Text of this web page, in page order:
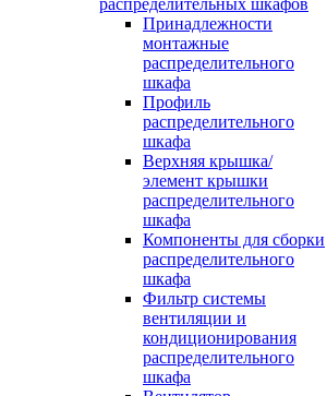
распределительных шкафов
Принадлежности
монтажные
распределительного
шкафа
Профиль
распределительного
шкафа
Верхняя крышка/
элемент крышки
распределительного
шкафа
Компоненты для сборки
распределительного
шкафа
Фильтр системы
вентиляции и
кондиционирования
распределительного
шкафа